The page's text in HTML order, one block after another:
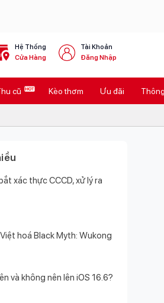
Hệ Thống
Cửa Hàng
Tài Khoản
Đăng Nhập
cũ Kèo thơm Ưu đãi
xác thực CCCD, xử lý ra
hoá Black Myth: Wukong
và không nên lên iOS 16.6?